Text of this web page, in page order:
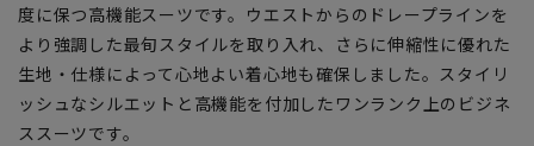
度に保つ高機能スーツです。ウエストからのドレープラインを
より強調した最旬スタイルを取り入れ、さらに伸縮性に優れた
生地・仕様によって心地よい着心地も確保しました。スタイリ
ッシュなシルエットと高機能を付加したワンランク上のビジネ
ススーツです。